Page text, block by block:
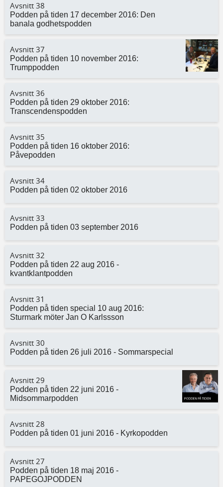
Avsnitt 38
Podden på tiden 17 december 2016: Den
banala godhetspodden
Avsnitt 37
Podden på tiden 10 november 2016:
Trumppodden
Avsnitt 36
Podden på tiden 29 oktober 2016:
Transcendenspodden
Avsnitt 35
Podden på tiden 16 oktober 2016:
Påvepodden
Avsnitt 34
Podden på tiden 02 oktober 2016
Avsnitt 33
Podden på tiden 03 september 2016
Avsnitt 32
Podden på tiden 22 aug 2016 -
kvantklantpodden
Avsnitt 31
Podden på tiden special 10 aug 2016:
Sturmark möter Jan O Karlssson
Avsnitt 30
Podden på tiden 26 juli 2016 - Sommarspecial
Avsnitt 29
Podden på tiden 22 juni 2016 -
Midsommarpodden
Avsnitt 28
Podden på tiden 01 juni 2016 - Kyrkopodden
Avsnitt 27
Podden på tiden 18 maj 2016 -
PAPEGOJPODDEN